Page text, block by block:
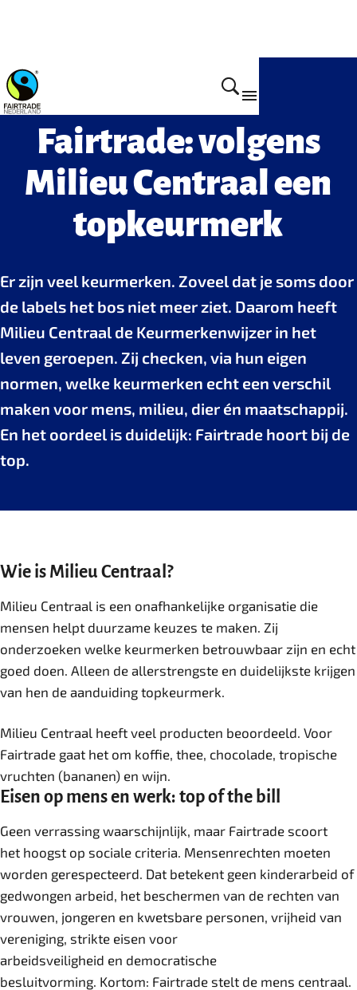
Voordelen van Fairtrade certificering
Fairtrade: volgens
Milieu Centraal een
topkeurmerk
Er zijn veel keurmerken. Zoveel dat je soms door
de labels het bos niet meer ziet. Daarom heeft
Milieu Centraal de Keurmerkenwijzer in het
leven geroepen. Zij checken, via hun eigen
normen, welke keurmerken echt een verschil
maken voor mens, milieu, dier én maatschappij.
En het oordeel is duidelijk: Fairtrade hoort bij de
top.
Wie is Milieu Centraal?
Milieu Centraal is een onafhankelijke organisatie die
mensen helpt duurzame keuzes te maken. Zij
onderzoeken welke keurmerken betrouwbaar zijn en echt
goed doen. Alleen de allerstrengste en duidelijkste krijgen
van hen de aanduiding topkeurmerk.
Milieu Centraal heeft veel producten beoordeeld. Voor
Fairtrade gaat het om koffie, thee, chocolade, tropische
vruchten (bananen) en wijn.
Eisen op mens en werk: top of the bill
Geen verrassing waarschijnlijk, maar Fairtrade scoort
het hoogst op sociale criteria. Mensenrechten moeten
worden gerespecteerd. Dat betekent geen kinderarbeid of
gedwongen arbeid, het beschermen van de rechten van
vrouwen, jongeren en kwetsbare personen, vrijheid van
vereniging, strikte eisen voor
arbeidsveiligheid en democratische
besluitvorming. Kortom: Fairtrade stelt de mens centraal.